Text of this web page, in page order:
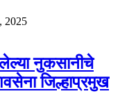
2025
नुकसानीचे
जिल्हाप्रमुख